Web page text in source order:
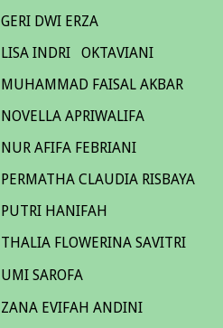
GERI DWI ERZA
LISA INDRI OKTAVIANI
MUHAMMAD FAISAL AKBAR
NOVELLA APRIWALIFA
NUR AFIFA FEBRIANI
PERMATHA CLAUDIA RISBAYA
PUTRI HANIFAH
THALIA FLOWERINA SAVITRI
UMI SAROFA
ZANA EVIFAH ANDINI